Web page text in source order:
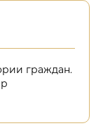
граждан.